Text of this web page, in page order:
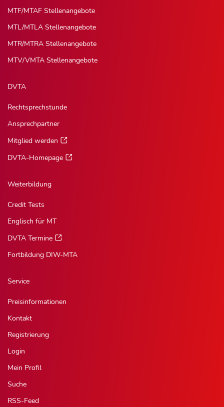
MTF/MTAF Stellenangebote
MTL/MTLA Stellenangebote
MTR/MTRA Stellenangebote
MTV/VMTA Stellenangebote
DVTA
Rechtsprechstunde
Ansprechpartner
Mitglied werden
DVTA-Homepage
Weiterbildung
Credit Tests
Englisch für MT
DVTA Termine
Fortbildung DIW-MTA
Service
Preisinformationen
Kontakt
Registrierung
Login
Mein Profil
Suche
RSS-Feed